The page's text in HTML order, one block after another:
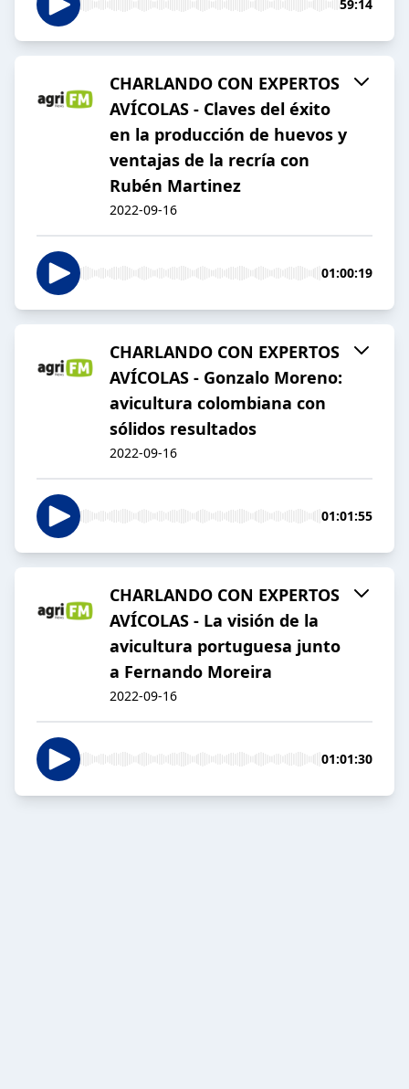
59:14
CHARLANDO CON EXPERTOS
AVÍCOLAS - Claves del éxito
en la producción de huevos y
ventajas de la recría con
Rubén Martinez
2022-09-16
01:00:19
CHARLANDO CON EXPERTOS
AVÍCOLAS - Gonzalo Moreno:
avicultura colombiana con
sólidos resultados
2022-09-16
01:01:55
CHARLANDO CON EXPERTOS
AVÍCOLAS - La visión de la
avicultura portuguesa junto
a Fernando Moreira
2022-09-16
01:01:30